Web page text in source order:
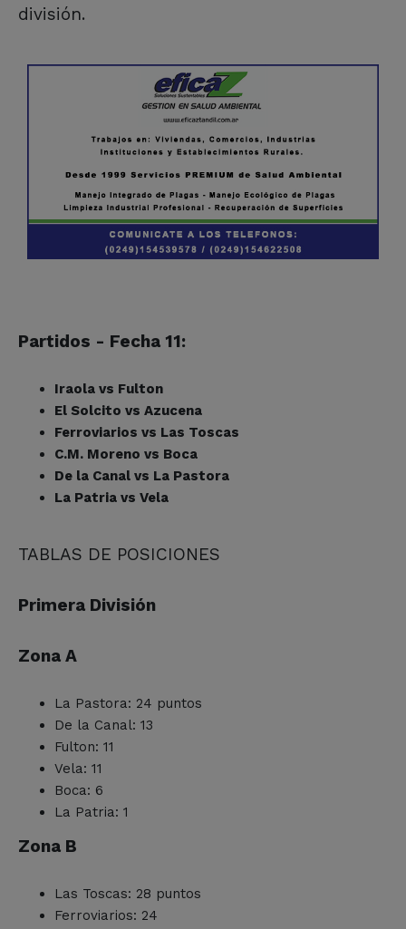
división.
Partidos - Fecha 11:
Iraola vs Fulton
El Solcito vs Azucena
Ferroviarios vs Las Toscas
C.M. Moreno vs Boca
De la Canal vs La Pastora
La Patria vs Vela
TABLAS DE POSICIONES
Primera División
Zona A
La Pastora: 24 puntos
De la Canal: 13
Fulton: 11
Vela: 11
Boca: 6
La Patria: 1
Zona B
Las Toscas: 28 puntos
Ferroviarios: 24